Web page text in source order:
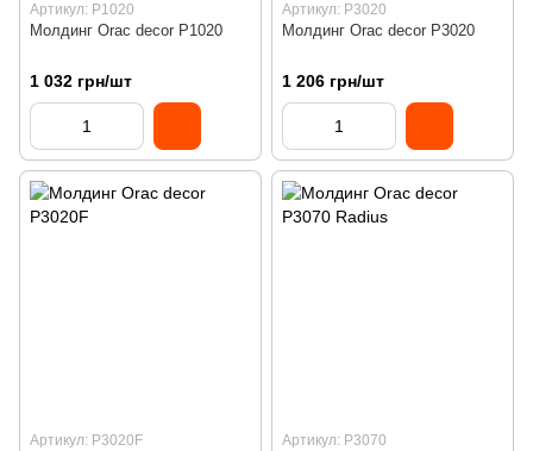
Артикул: P1020
Молдинг Orac decor P1020
1 032 грн/шт
Артикул: P3020
Молдинг Orac decor P3020
1 206 грн/шт
Артикул: P3020F Артикул: P3070